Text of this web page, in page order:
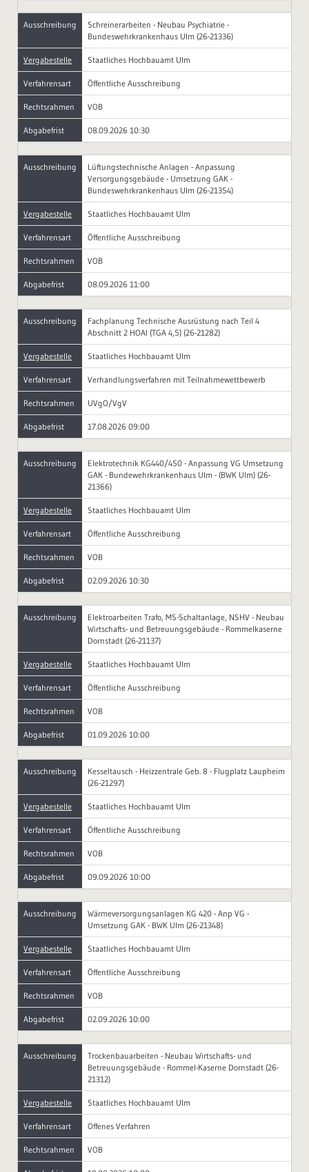
Ausschreibung
Schreinerarbeiten - Neubau Psychiatrie -
Bundeswehrkrankenhaus Ulm (26-21336)
Vergabestelle Staatliches Hochbauamt Ulm
Verfahrensart Öffentliche Ausschreibung
Rechtsrahmen VOB
Abgabefrist 08.09.2026 10:30
Ausschreibung
Lüftungstechnische Anlagen - Anpassung
Versorgungsgebäude - Umsetzung GAK -
Bundeswehrkrankenhaus Ulm (26-21354)
Vergabestelle Staatliches Hochbauamt Ulm
Verfahrensart Öffentliche Ausschreibung
Rechtsrahmen VOB
Abgabefrist 08.09.2026 11:00
Ausschreibung
Fachplanung Technische Ausrüstung nach Teil 4
Abschnitt 2 HOAI (TGA 4,5) (26-21282)
Vergabestelle Staatliches Hochbauamt Ulm
Verfahrensart Verhandlungsverfahren mit Teilnahmewettbewerb
Rechtsrahmen UVgO/VgV
Abgabefrist 17.08.2026 09:00
Ausschreibung
Elektrotechnik KG440/450 - Anpassung VG Umsetzung
GAK - Bundewehrkrankenhaus Ulm - (BWK Ulm) (26-
21366)
Vergabestelle Staatliches Hochbauamt Ulm
Verfahrensart Öffentliche Ausschreibung
Rechtsrahmen VOB
Abgabefrist 02.09.2026 10:30
Ausschreibung
Elektroarbeiten Trafo, MS-Schaltanlage, NSHV - Neubau
Wirtschafts- und Betreuungsgebäude - Rommelkaserne
Dornstadt (26-21137)
Vergabestelle Staatliches Hochbauamt Ulm
Verfahrensart Öffentliche Ausschreibung
Rechtsrahmen VOB
Abgabefrist 01.09.2026 10:00
Ausschreibung
Kesseltausch - Heizzentrale Geb. 8 - Flugplatz Laupheim
(26-21297)
Vergabestelle Staatliches Hochbauamt Ulm
Verfahrensart Öffentliche Ausschreibung
Rechtsrahmen VOB
Abgabefrist 09.09.2026 10:00
Ausschreibung
Wärmeversorgungsanlagen KG 420 - Anp VG -
Umsetzung GAK - BWK Ulm (26-21348)
Vergabestelle Staatliches Hochbauamt Ulm
Verfahrensart Öffentliche Ausschreibung
Rechtsrahmen VOB
Abgabefrist 02.09.2026 10:00
Ausschreibung
Trockenbauarbeiten - Neubau Wirtschafts- und
Betreuungsgebäude - Rommel-Kaserne Dornstadt (26-
21312)
Vergabestelle Staatliches Hochbauamt Ulm
Verfahrensart Offenes Verfahren
Rechtsrahmen VOB